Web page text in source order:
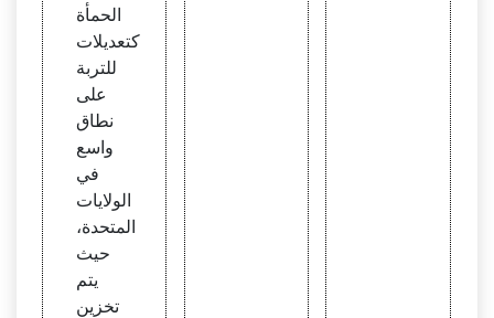
الحمأة
كتعديلات
للتربة
على
نطاق
واسع
في
الولايات
المتحدة،
حيث
يتم
تخزين